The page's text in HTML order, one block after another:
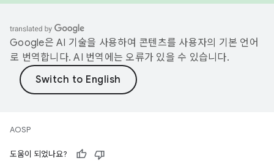
Google은 AI 기술을 사용하여 콘텐츠를 사용자의 기본 언어
로 번역합니다. AI 번역에는 오류가 있을 수 있습니다.
AOSP
도움이 되었나요?